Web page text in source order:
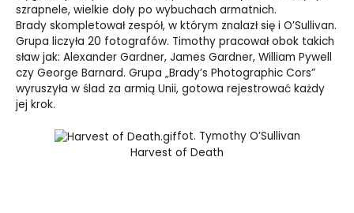
szrapnele, wielkie doły po wybuchach armatnich.
Brady skompletował zespół, w którym znalazł się i O’Sullivan.
Grupa liczyła 20 fotografów. Timothy pracował obok takich
sław jak: Alexander Gardner, James Gardner, William Pywell
czy George Barnard. Grupa „Brady’s Photographic Cors”
wyruszyła w ślad za armią Unii, gotowa rejestrować każdy
jej krok.
fot. Tymothy O’Sullivan
Harvest of Death